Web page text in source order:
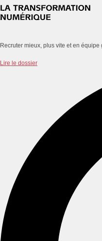
Recruter mieux, plus vite et en
Lire le dossier